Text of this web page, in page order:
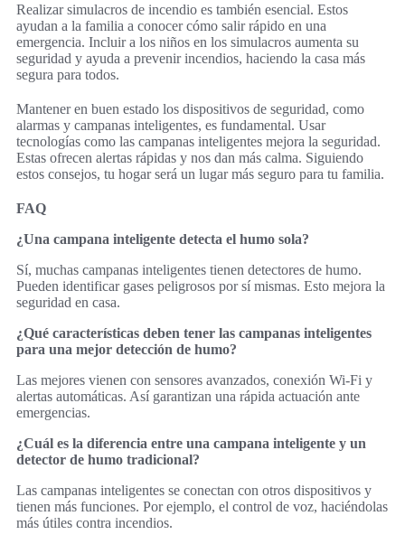
Realizar simulacros de incendio es también esencial. Estos
ayudan a la familia a conocer cómo salir rápido en una
emergencia. Incluir a los niños en los simulacros aumenta su
seguridad y ayuda a prevenir incendios, haciendo la casa más
segura para todos.
Mantener en buen estado los dispositivos de seguridad, como
alarmas y campanas inteligentes, es fundamental. Usar
tecnologías como las campanas inteligentes mejora la seguridad.
Estas ofrecen alertas rápidas y nos dan más calma. Siguiendo
estos consejos, tu hogar será un lugar más seguro para tu familia.
FAQ
¿Una campana inteligente detecta el humo sola?
Sí, muchas campanas inteligentes tienen detectores de humo.
Pueden identificar gases peligrosos por sí mismas. Esto mejora la
seguridad en casa.
¿Qué características deben tener las campanas inteligentes
para una mejor detección de humo?
Las mejores vienen con sensores avanzados, conexión Wi-Fi y
alertas automáticas. Así garantizan una rápida actuación ante
emergencias.
¿Cuál es la diferencia entre una campana inteligente y un
detector de humo tradicional?
Las campanas inteligentes se conectan con otros dispositivos y
tienen más funciones. Por ejemplo, el control de voz, haciéndolas
más útiles contra incendios.